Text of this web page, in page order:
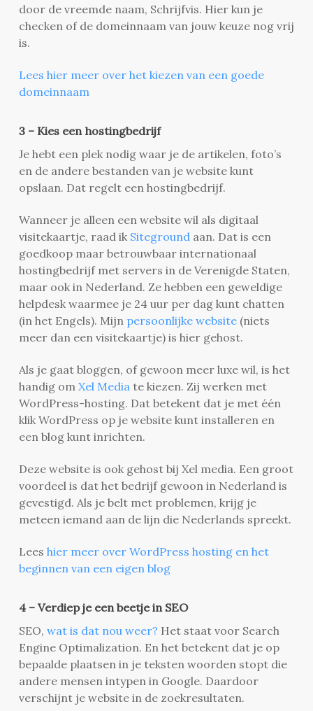
door de vreemde naam, Schrijfvis. Hier kun je
checken of de domeinnaam van jouw keuze nog vrij
is.
Lees hier meer over het kiezen van een goede
domeinnaam
3 – Kies een hostingbedrijf
Je hebt een plek nodig waar je de artikelen, foto’s
en de andere bestanden van je website kunt
opslaan. Dat regelt een hostingbedrijf.
Wanneer je alleen een website wil als digitaal
visitekaartje, raad ik Siteground aan. Dat is een
goedkoop maar betrouwbaar internationaal
hostingbedrijf met servers in de Verenigde Staten,
maar ook in Nederland. Ze hebben een geweldige
helpdesk waarmee je 24 uur per dag kunt chatten
(in het Engels). Mijn persoonlijke website(niets
meer dan een visitekaartje) is hier gehost.
Als je gaat bloggen, of gewoon meer luxe wil, is het
handig om Xel Media te kiezen. Zij werken met
WordPress-hosting. Dat betekent dat je met één
klik WordPress op je website kunt installeren en
een blog kunt inrichten.
Deze website is ook gehost bij Xel media. Een groot
voordeel is dat het bedrijf gewoon in Nederland is
gevestigd. Als je belt met problemen, krijg je
meteen iemand aan de lijn die Nederlands spreekt.
Lees hier meer over WordPress hosting en het
beginnen van een eigen blog
4 – Verdiep je een beetje in SEO
SEO, wat is dat nou weer? Het staat voor Search
Engine Optimalization. En het betekent dat je op
bepaalde plaatsen in je teksten woorden stopt die
andere mensen intypen in Google. Daardoor
verschijnt je website in de zoekresultaten.